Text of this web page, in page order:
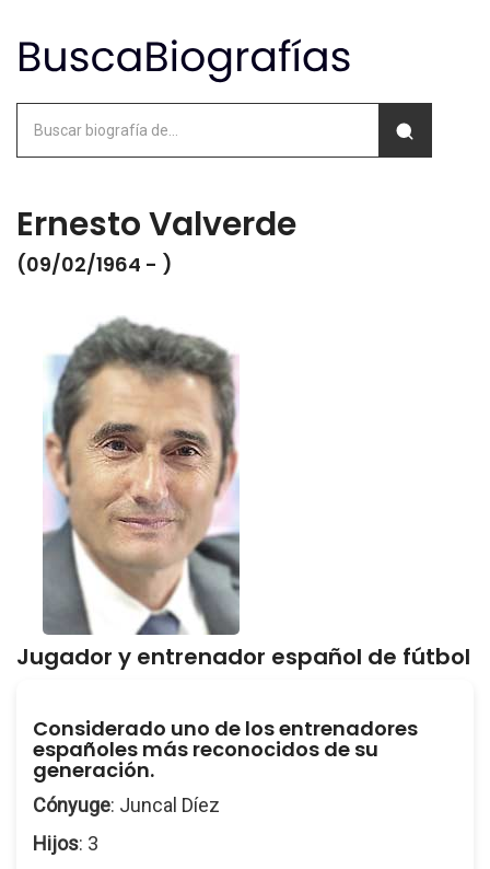
Ernesto Valverde
(09/02/1964 - )
Jugador y entrenador español de fútbol
Considerado uno de los entrenadores
españoles más reconocidos de su
generación.
Cónyuge: Juncal Díez
Hijos: 3